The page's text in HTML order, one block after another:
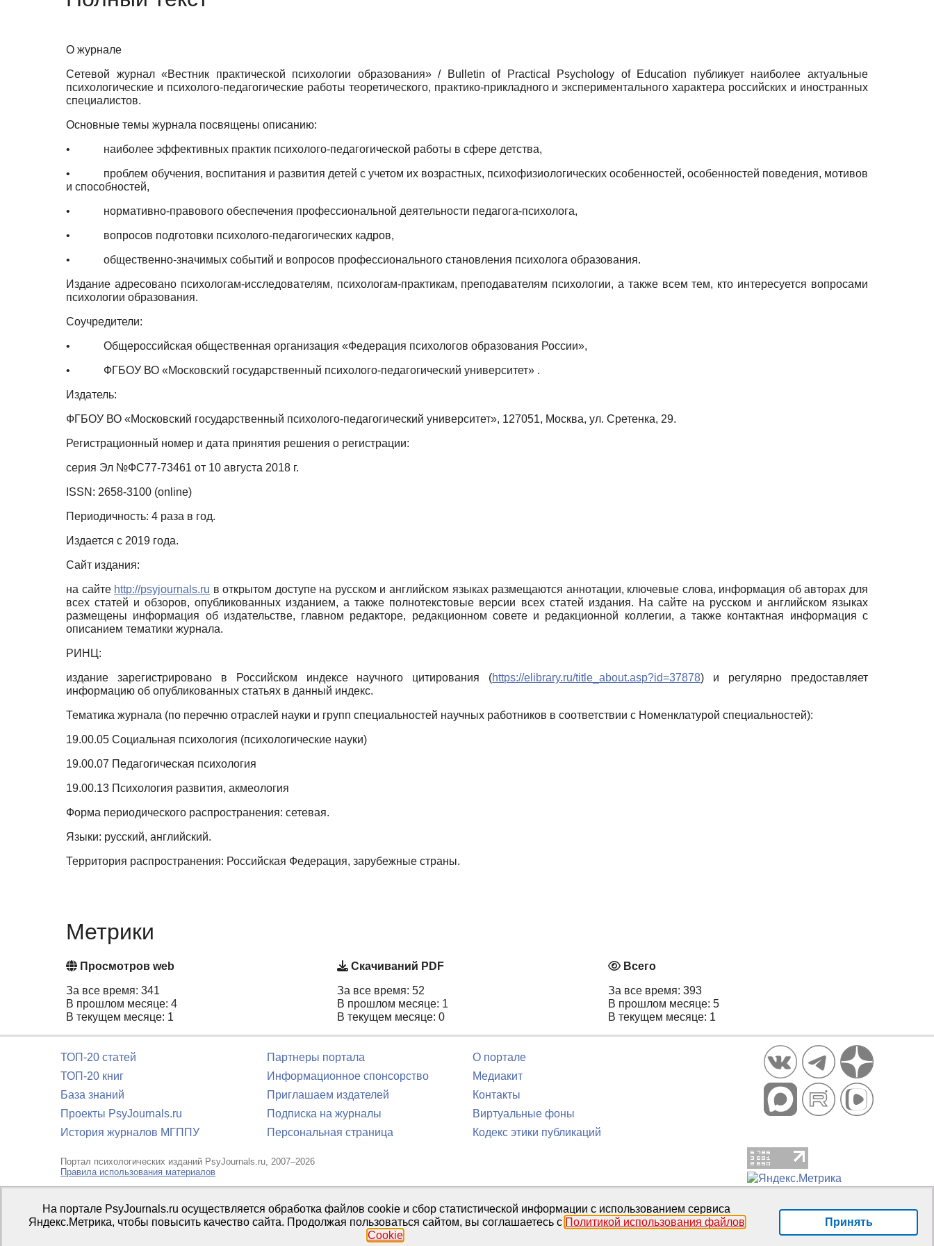
О журнале
Сетевой журнал «Вестник практической психологии образования» / Bulletin of Practical Psychology of Education публикует наиболее актуальные
психологические и психолого-педагогические работы теоретического, практико-прикладного и экспериментального характера российских и иностранных
специалистов.
Основные темы журнала посвящены описанию:
• наиболее эффективных практик психолого-педагогической работы в сфере детства,
• проблем обучения, воспитания и развития детей с учетом их возрастных, психофизиологических особенностей, особенностей поведения, мотивов
и способностей,
• нормативно-правового обеспечения профессиональной деятельности педагога-психолога,
• вопросов подготовки психолого-педагогических кадров,
• общественно-значимых событий и вопросов профессионального становления психолога образования.
Издание адресовано психологам-исследователям, психологам-практикам, преподавателям психологии, а также всем тем, кто интересуется вопросами
психологии образования.
Соучредители:
• Общероссийская общественная организация «Федерация психологов образования России»,
• ФГБОУ ВО «Московский государственный психолого-педагогический университет» .
Издатель:
ФГБОУ ВО «Московский государственный психолого-педагогический университет», 127051, Москва, ул. Сретенка, 29.
Регистрационный номер и дата принятия решения о регистрации:
серия Эл №ФС77-73461 от 10 августа 2018 г.
ISSN: 2658-3100 (online)
Периодичность: 4 раза в год.
Издается с 2019 года.
Сайт издания:
на сайте http://psyjournals.ru в открытом доступе на русском и английском языках размещаются аннотации, ключевые слова, информация об авторах для
всех статей и обзоров, опубликованных изданием, а также полнотекстовые версии всех статей издания. На сайте на русском и английском языках
размещены информация об издательстве, главном редакторе, редакционном совете и редакционной коллегии, а также контактная информация с
описанием тематики журнала.
РИНЦ:
издание зарегистрировано в Российском индексе научного цитирования (https://elibrary.ru/title_about.asp?id=37878) и регулярно предоставляет
информацию об опубликованных статьях в данный индекс.
Тематика журнала (по перечню отраслей науки и групп специальностей научных работников в соответствии с Номенклатурой специальностей):
19.00.05 Социальная психология (психологические науки)
19.00.07 Педагогическая психология
19.00.13 Психология развития, акмеология
Форма периодического распространения: сетевая.
Языки: русский, английский.
Территория распространения: Российская Федерация, зарубежные страны.
Метрики
Просмотров web
За все время: 341
В прошлом месяце: 4
В текущем месяце: 1
Скачиваний PDF
За все время: 52
В прошлом месяце: 1
В текущем месяце: 0
Всего
За все время: 393
В прошлом месяце: 5
В текущем месяце: 1
ТОП-20 статей
ТОП-20 книг
База знаний
Проекты PsyJournals.ru
История журналов МГППУ
Партнеры портала
Информационное спонсорство
Приглашаем издателей
Подписка на журналы
Персональная страница
О портале
Медиакит
Контакты
Виртуальные фоны
Кодекс этики публикаций
Портал психологических изданий PsyJournals.ru, 2007–2026
Правила использования материалов
Свидетельство регистрации СМИЭл № ФС77-66447 от 14 июля 2016 г.
Издатель:ФГБОУ ВО МГППУ
На портале PsyJournals.ru осуществляется обработка файлов cookie и сбор статистической информации с использованием сервиса
Яндекс.Метрика, чтобы повысить качество сайта. Продолжая пользоваться сайтом, вы соглашаетесь с Политикой использования файлов
Cookie.
Принять